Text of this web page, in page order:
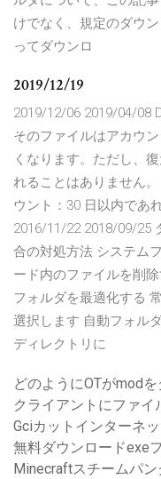
けでなく、規定のダウ
ってダウンロ
2019/12/19
2019/12/06 2019/04/08
そのファイルはアカウ
くなります。ただし、
れることはありません
ウント：30 日以内であ
2016/11/22 2018/09/25
合の対処方法 システム
ード内のファイルを削
フォルダを最適化する
選択します 自動フォル
ディレクトリに
どのようにOTがmod
クライアントにファ
Gciカットインターネ
無料ダウンロードexe
Minecraftスチームパ